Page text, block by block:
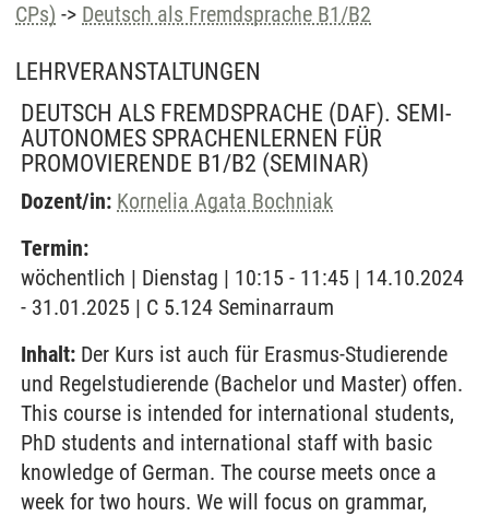
CPs) -> Deutsch als Fremdsprache B1/B2
LEHRVERANSTALTUNGEN
DEUTSCH ALS FREMDSPRACHE (DAF). SEMI-
AUTONOMES SPRACHENLERNEN FÜR
PROMOVIERENDE B1/B2 (SEMINAR)
Dozent/in: Kornelia Agata Bochniak
Termin:
wöchentlich | Dienstag | 10:15 - 11:45 | 14.10.2024
- 31.01.2025 | C 5.124 Seminarraum
Inhalt: Der Kurs ist auch für Erasmus-Studierende
und Regelstudierende (Bachelor und Master) offen.
This course is intended for international students,
PhD students and international staff with basic
knowledge of German. The course meets once a
week for two hours. We will focus on grammar,